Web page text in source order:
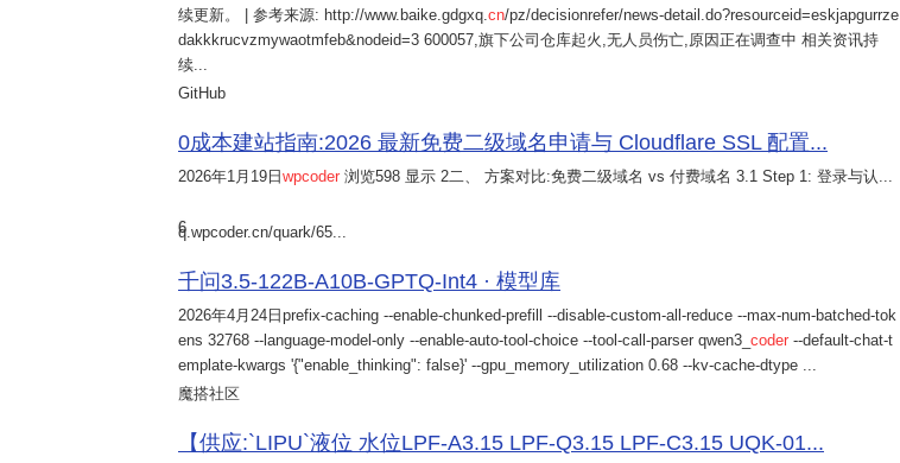
续更新。 | 参考来源: http://www.baike.gdgxq. cn/pz/decisionrefer/news-detail.do?resourceid=eskjapgurrze
dakkkrucvzmywaotmfeb&nodeid=3 600057,旗下公司仓库起火,无人员伤亡,原因正在调查中 相关资讯持
续...
GitHub
0成本建站指南:2026 最新免费二级域名申请与 Cloudflare SSL 配置...
2026年1月19日wpcoder 浏览598 显示 2二、 方案对比:免费二级域名 vs 付费域名 3.1 Step 1: 登录与认...
6
q.wpcoder.cn/quark/65...
千问3.5-122B-A10B-GPTQ-Int4 · 模型库
2026年4月24日 prefix-caching --enable-chunked-prefill --disable-custom-all-reduce --max-num-batched-tok
ens 32768 --language-model-only --enable-auto-tool-choice --tool-call-parser qwen3_ coder --default-chat-t
emplate-kwargs '{"enable_thinking": false}' --gpu_memory_utilization 0.68 --kv-cache-dtype ...
魔搭社区
【供应:`LIPU`液位 水位LPF-A3.15 LPF-Q3.15 LPF-C3.15 UQK-01...